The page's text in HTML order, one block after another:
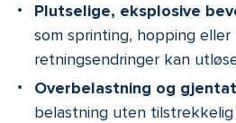
Plutselige, eksplosive
som sprinting, hopping eller
retningsendringer kan
Overbelastning og
belastning uten